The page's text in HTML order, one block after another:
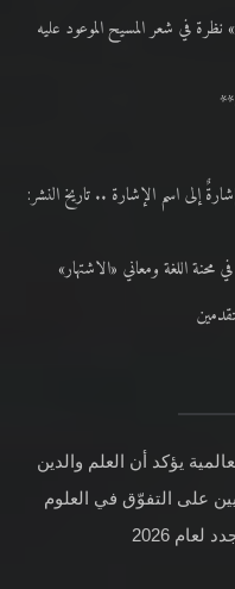
رأيٌ في لغة المسيح الموعود عليه السلام ..«3» نظرة في شعر المسيح الموعود عليه
في لغة المسيح الموعود عليه السلام.. 2 إشارةٌ إلى اسم الإشارة .. تاريخ النشر:
يؤكد أن العلم والدين
على التفوّق في العلوم
2026